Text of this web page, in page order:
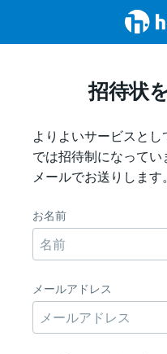
招待状
よりよいサービスと
では招待制になって
メールでお送りします。
お名前
メールアドレス